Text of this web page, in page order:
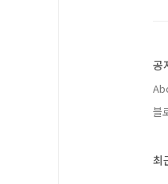
공
블
최